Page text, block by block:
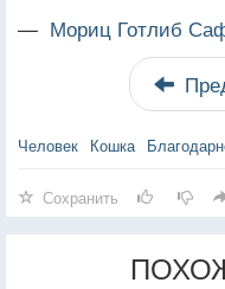
— Мориц Готлиб
Человек Кошка
Сохранить